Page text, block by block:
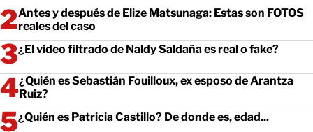
Antes y después de Elize Matsunaga: Estas son FOTOS
reales del caso
¿El video filtrado de Naldy Saldaña es real o fake?
¿Quién es Sebastián Fouilloux, ex esposo de Arantza
Ruiz?
¿Quién es Patricia Castillo? De donde es, edad...